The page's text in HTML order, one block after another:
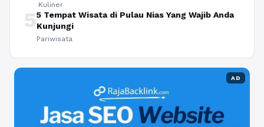
Kuliner
55 Tempat Wisata di Pulau Nias Yang Wajib Anda
Kunjungi
Pariwisata
AD